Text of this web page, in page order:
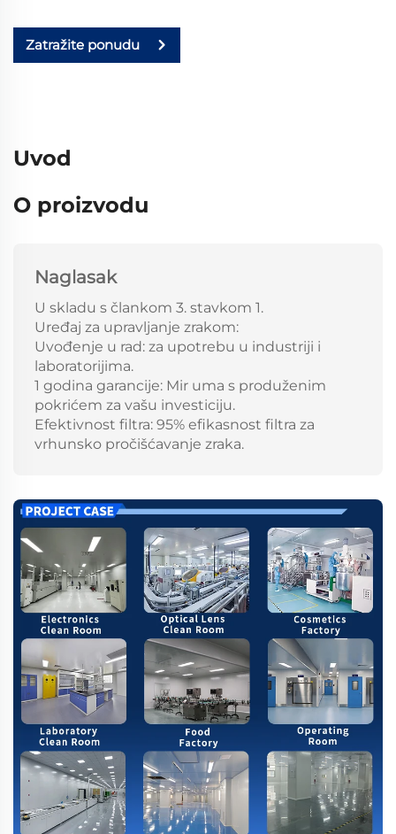
Zatražite ponudu
Uvod
O proizvodu
Naglasak
U skladu s člankom 3. stavkom 1.
Uređaj za upravljanje zrakom:
Uvođenje u rad: za upotrebu u industriji i
laboratorijima.
1 godina garancije: Mir uma s produženim
pokrićem za vašu investiciju.
Efektivnost filtra: 95% efikasnost filtra za
vrhunsko pročišćavanje zraka.